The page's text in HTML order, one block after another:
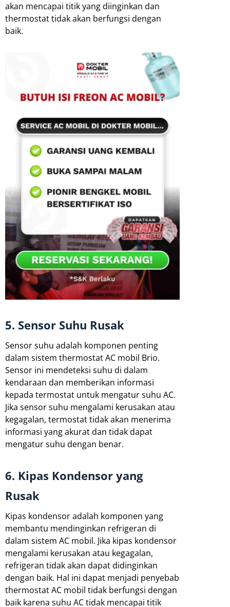
akan mencapai titik yang diinginkan dan
thermostat tidak akan berfungsi dengan
baik.
5. Sensor Suhu Rusak
Sensor suhu adalah komponen penting
dalam sistem thermostat AC mobil Brio.
Sensor ini mendeteksi suhu di dalam
kendaraan dan memberikan informasi
kepada termostat untuk mengatur suhu AC.
Jika sensor suhu mengalami kerusakan atau
kegagalan, termostat tidak akan menerima
informasi yang akurat dan tidak dapat
mengatur suhu dengan benar.
6. Kipas Kondensor yang
Rusak
Kipas kondensor adalah komponen yang
membantu mendinginkan refrigeran di
dalam sistem AC mobil. Jika kipas kondensor
mengalami kerusakan atau kegagalan,
refrigeran tidak akan dapat didinginkan
dengan baik. Hal ini dapat menjadi penyebab
thermostat AC mobil tidak berfungsi dengan
baik karena suhu AC tidak mencapai titik